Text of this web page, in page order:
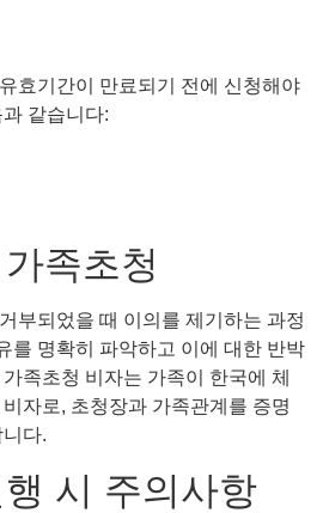
효기간이 만료되기 전에 신청해야
같습니다:
족초청
부되었을 때 이의를 제기하는 과정
를 명확히 파악하고 이에 대한 반박
족초청 비자는 가족이 한국에 체
자로, 초청장과 가족관계를 증명
다.
시 주의사항